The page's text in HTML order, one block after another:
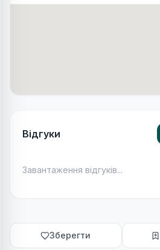
Відгуки
Завантаження відгуків...
Зберегти